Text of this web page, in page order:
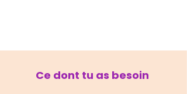
Ce dont tu as besoin